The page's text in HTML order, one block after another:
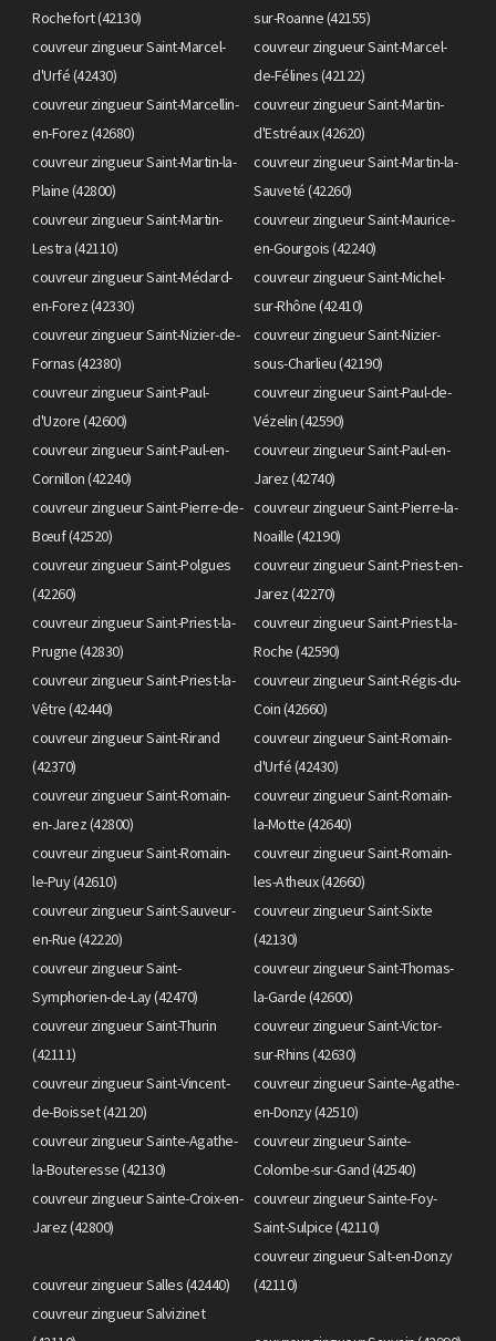
Rochefort (42130)
sur-Roanne (42155)
couvreur zingueur Saint-Marcel-
d'Urfé (42430)
couvreur zingueur Saint-Marcel-
de-Félines (42122)
couvreur zingueur Saint-Marcellin-
en-Forez (42680)
couvreur zingueur Saint-Martin-
d'Estréaux (42620)
couvreur zingueur Saint-Martin-la-
Plaine (42800)
couvreur zingueur Saint-Martin-la-
Sauveté (42260)
couvreur zingueur Saint-Martin-
Lestra (42110)
couvreur zingueur Saint-Maurice-
en-Gourgois (42240)
couvreur zingueur Saint-Médard-
en-Forez (42330)
couvreur zingueur Saint-Michel-
sur-Rhône (42410)
couvreur zingueur Saint-Nizier-de-
Fornas (42380)
couvreur zingueur Saint-Nizier-
sous-Charlieu (42190)
couvreur zingueur Saint-Paul-
d'Uzore (42600)
couvreur zingueur Saint-Paul-de-
Vézelin (42590)
couvreur zingueur Saint-Paul-en-
Cornillon (42240)
couvreur zingueur Saint-Paul-en-
Jarez (42740)
couvreur zingueur Saint-Pierre-de-
Bœuf (42520)
couvreur zingueur Saint-Pierre-la-
Noaille (42190)
couvreur zingueur Saint-Polgues
(42260)
couvreur zingueur Saint-Priest-en-
Jarez (42270)
couvreur zingueur Saint-Priest-la-
Prugne (42830)
couvreur zingueur Saint-Priest-la-
Roche (42590)
couvreur zingueur Saint-Priest-la-
Vêtre (42440)
couvreur zingueur Saint-Régis-du-
Coin (42660)
couvreur zingueur Saint-Rirand
(42370)
couvreur zingueur Saint-Romain-
d'Urfé (42430)
couvreur zingueur Saint-Romain-
en-Jarez (42800)
couvreur zingueur Saint-Romain-
la-Motte (42640)
couvreur zingueur Saint-Romain-
le-Puy (42610)
couvreur zingueur Saint-Romain-
les-Atheux (42660)
couvreur zingueur Saint-Sauveur-
en-Rue (42220)
couvreur zingueur Saint-Sixte
(42130)
couvreur zingueur Saint-
Symphorien-de-Lay (42470)
couvreur zingueur Saint-Thomas-
la-Garde (42600)
couvreur zingueur Saint-Thurin
(42111)
couvreur zingueur Saint-Victor-
sur-Rhins (42630)
couvreur zingueur Saint-Vincent-
de-Boisset (42120)
couvreur zingueur Sainte-Agathe-
en-Donzy (42510)
couvreur zingueur Sainte-Agathe-
la-Bouteresse (42130)
couvreur zingueur Sainte-
Colombe-sur-Gand (42540)
couvreur zingueur Sainte-Croix-en-
Jarez (42800)
couvreur zingueur Sainte-Foy-
Saint-Sulpice (42110)
couvreur zingueur Salles (42440)
couvreur zingueur Salt-en-Donzy
(42110)
couvreur zingueur Salvizinet